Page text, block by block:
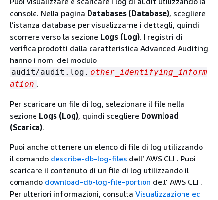
console. Nella pagina Databases (Database), scegliere
l’istanza database per visualizzarne i dettagli, quindi
scorrere verso la sezione Logs (Log). I registri di
verifica prodotti dalla caratteristica Advanced Auditing
hanno i nomi del modulo
audit/audit.log. other_identifying_inform
ation .
Per scaricare un file di log, selezionare il file nella
sezione Logs (Log), quindi scegliere Download
(Scarica).
Puoi anche ottenere un elenco di file di log utilizzando
il comando describe-db-log-files dell’ AWS CLI . Puoi
scaricare il contenuto di un file di log utilizzando il
comando download-db-log-file-portion dell' AWS CLI .
Per ulteriori informazioni, consulta Visualizzazione ed